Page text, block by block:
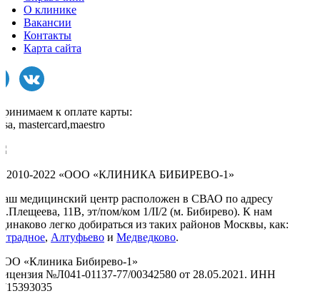
О клинике
Вакансии
Контакты
Карта сайта
к оплате карты:
mastercard,maestro
2010-2022 «ООО «КЛИНИКА БИБИРЕВО-1»
медицинский центр расположен в СВАО по адресу
11В, эт/пом/ком 1/II/2 (м. Бибирево). К нам
легко добираться из таких районов Москвы, как:
, Алтуфьево и Медведково.
«Клиника Бибирево-1»
№Л041-01137-77/00342580 от 28.05.2021. ИНН